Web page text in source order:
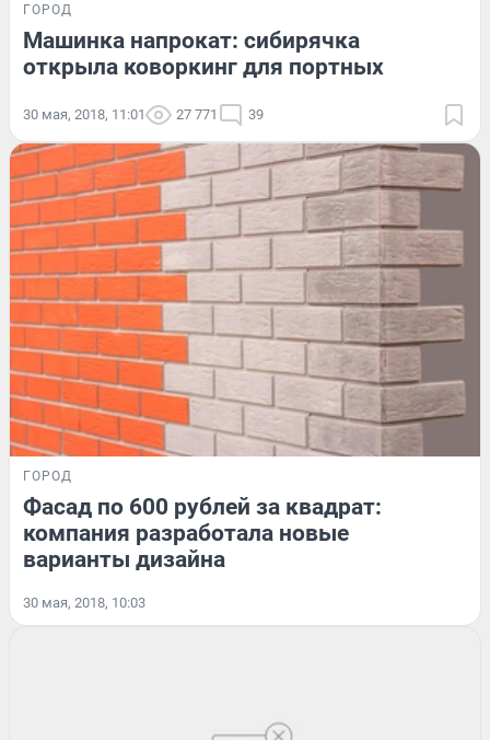
ГОРОД
Машинка напрокат: сибирячка
открыла коворкинг для портных
30 мая, 2018, 11:01 27 771 39
ГОРОД
Фасад по 600 рублей за квадрат:
компания разработала новые
варианты дизайна
30 мая, 2018, 10:03